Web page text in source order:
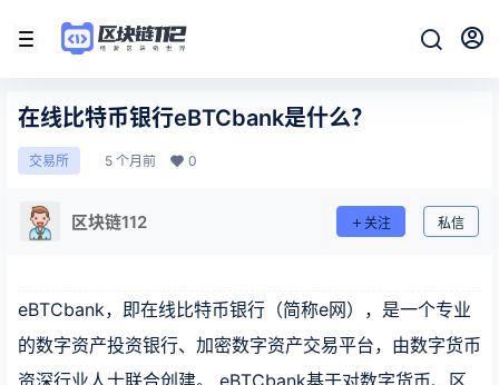
在线比特币银行eBTCbank是什么？
交易所 5 个月前 0
区块链112 关注 私信
eBTCbank，即在线比特币银行（简称e网），是一个专业
的数字资产投资银行、加密数字资产交易平台，由数字货币
资深行业人士联合创建。 eBTCbank基于对数字货币、区